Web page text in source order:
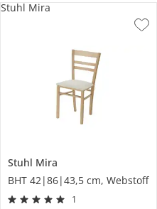
Stellan
Stuhl Mira
BHT 42|86|43,5 cm, Webstoff
1
Stuhl Mira